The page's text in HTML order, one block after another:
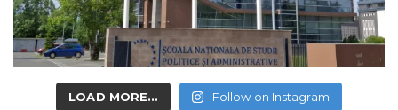
LOAD MORE... Follow on Instagram